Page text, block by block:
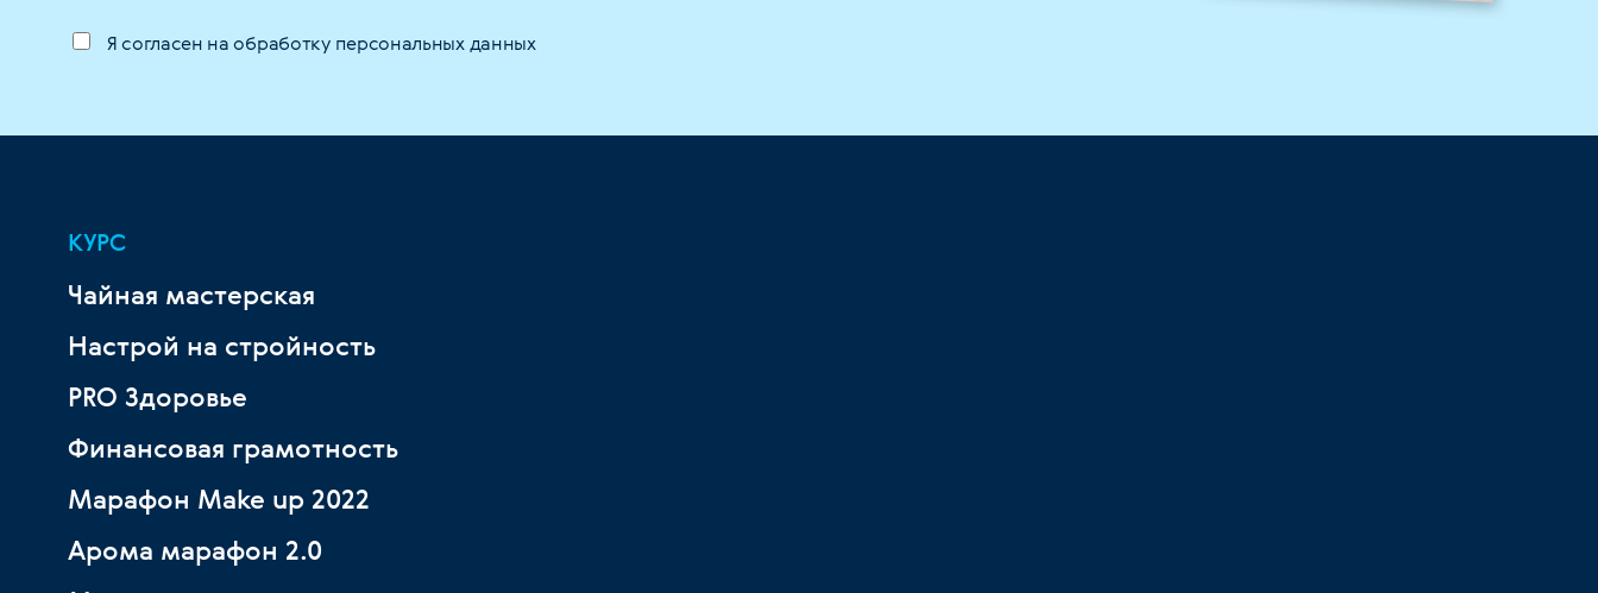
Я согласен на обработку персональных данных
КУРС
Чайная мастерская
Настрой на стройность
PRO Здоровье
Финансовая грамотность
Марафон Make up 2022
Арома марафон 2.0